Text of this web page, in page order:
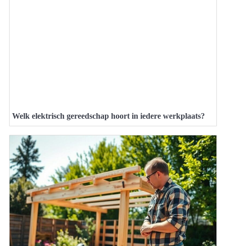
Welk elektrisch gereedschap hoort in iedere werkplaats?